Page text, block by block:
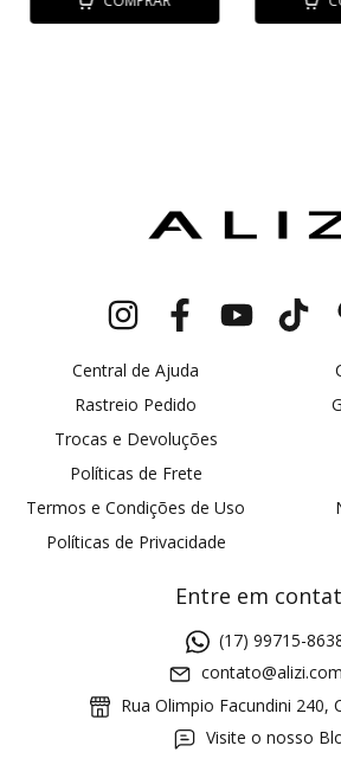
Central de Ajuda
Rastreio Pedido
Trocas e Devoluções
Políticas de Frete
Termos e Condições de Uso
Políticas de Privacidade
Entre em
(17) 99715-
Rua Olimpio Facundini 240,
Visite o nosso